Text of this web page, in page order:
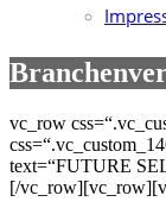
vc_row
text=“FUTURE
[/